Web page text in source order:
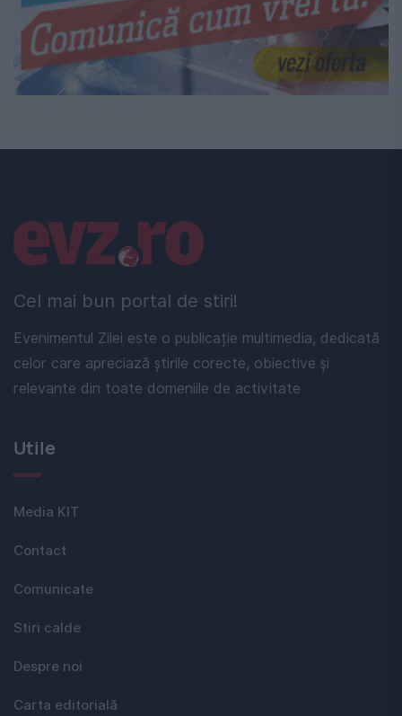
Cel mai bun portal de stiri!
Evenimentul Zilei este o publicație multimedia, dedicată
celor care apreciază știrile corecte, obiective și
relevante din toate domeniile de activitate
Linkuri utile
Utile
Media KIT
Contact
Comunicate
Stiri calde
Despre noi
Carta editorială